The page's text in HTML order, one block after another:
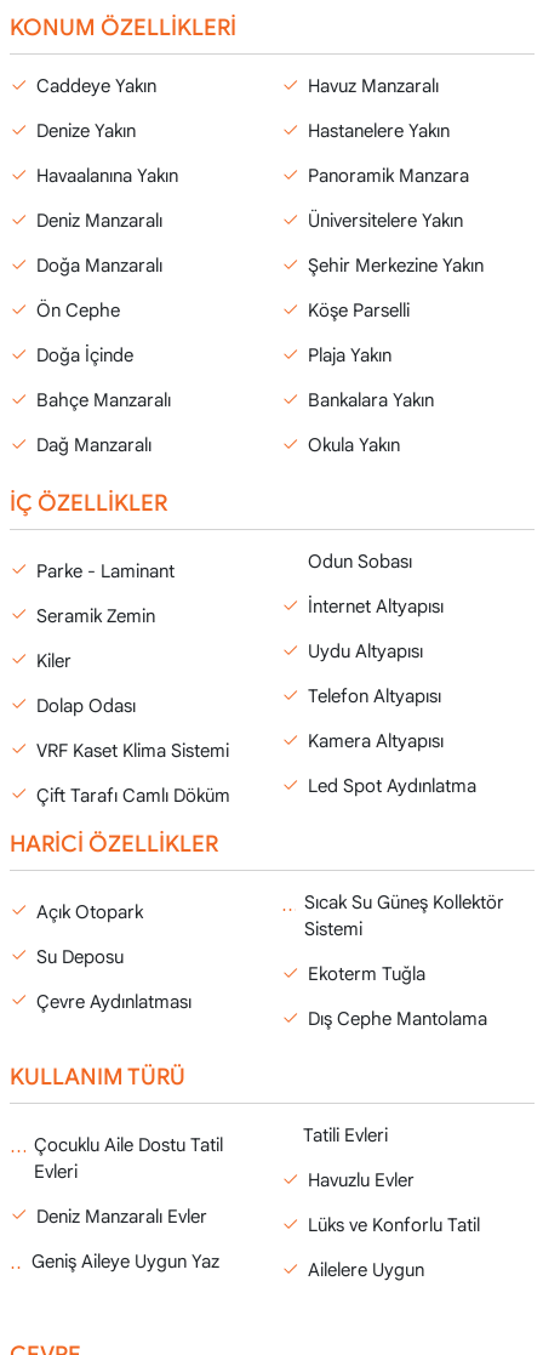
KONUM ÖZELLİKLERİ
Caddeye Yakın
Denize Yakın
Havaalanına Yakın
Deniz Manzaralı
Doğa Manzaralı
Ön Cephe
Doğa İçinde
Bahçe Manzaralı
Dağ Manzaralı
Havuz Manzaralı
Hastanelere Yakın
Panoramik Manzara
Üniversitelere Yakın
Şehir Merkezine Yakın
Köşe Parselli
Plaja Yakın
Bankalara Yakın
Okula Yakın
İÇ ÖZELLİKLER
Parke - Laminant
Seramik Zemin
Kiler
Dolap Odası
VRF Kaset Klima Sistemi
Çift Tarafı Camlı Döküm
Odun Sobası
İnternet Altyapısı
Uydu Altyapısı
Telefon Altyapısı
Kamera Altyapısı
Led Spot Aydınlatma
HARİCİ ÖZELLİKLER
Açık Otopark
Su Deposu
Çevre Aydınlatması
Sıcak Su Güneş Kollektör
Sistemi
Ekoterm Tuğla
Dış Cephe Mantolama
KULLANIM TÜRÜ
Çocuklu Aile Dostu Tatil
Evleri
Deniz Manzaralı Evler
Geniş Aileye Uygun Yaz
Tatili Evleri
Havuzlu Evler
Lüks ve Konforlu Tatil
Ailelere Uygun